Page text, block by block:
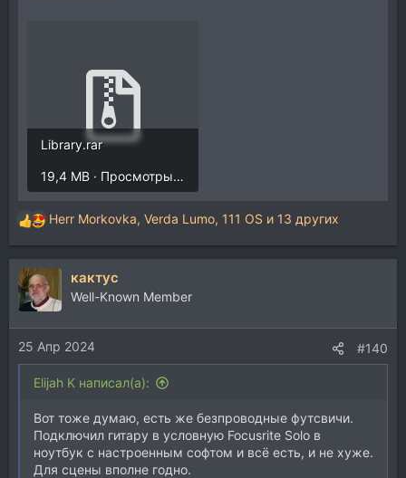
Library.rar
19,4 MB · Просмотры: 427
Р
е
а
к
ц
и
и
:
Herr Morkovka, Verda Lumo, 111 OS и 13 других
кактус
Well-Known Member
25 Апр 2024 #140
Elijah K написал(а):
Вот тоже думаю, есть же безпроводные футсвичи.
Подключил гитару в условную Focusrite Solo в
ноутбук с настроенным софтом и всё есть, и не хуже.
Для сцены вполне годно.